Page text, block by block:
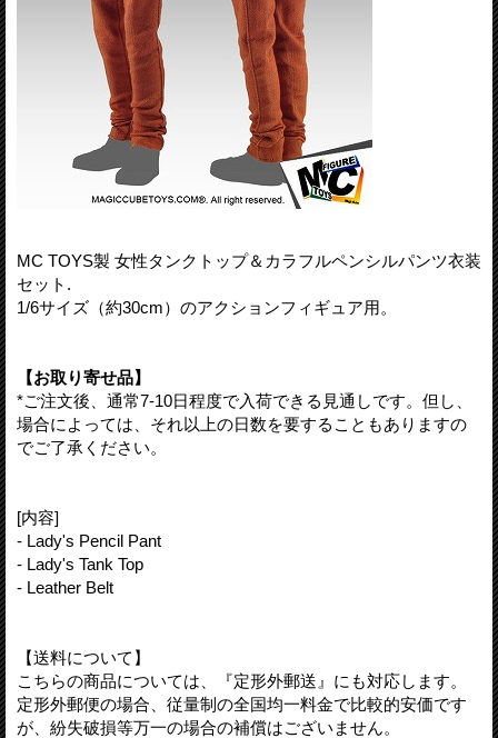
MC TOYS製 女性タンクトップ＆カラフルペンシルパンツ衣装
セット.
1/6サイズ（約30cm）のアクションフィギュア用。
【お取り寄せ品】
*ご注文後、通常7-10日程度で入荷できる見通しです。但し、
場合によっては、それ以上の日数を要することもありますの
でご了承ください。
[内容]
- Lady's Pencil Pant
- Lady's Tank Top
- Leather Belt
【送料について】
こちらの商品については、『定形外郵送』にも対応します。
定形外郵便の場合、従量制の全国均一料金で比較的安価です
が、紛失破損等万一の場合の補償はございません。